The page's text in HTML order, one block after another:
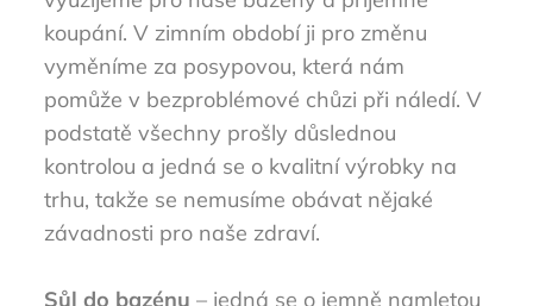
koupání. V zimním období ji pro změnu
vyměníme za posypovou, která nám
pomůže v bezproblémové chůzi při náledí. V
podstatě všechny prošly důslednou
kontrolou a jedná se o kvalitní výrobky na
trhu, takže se nemusíme obávat nějaké
závadnosti pro naše zdraví.
Sůl do bazénu – jedná se o jemně namletou